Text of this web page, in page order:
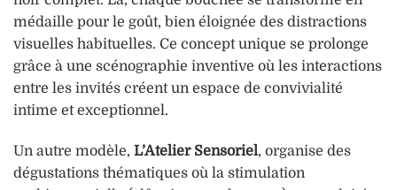
médaille pour le goût, bien éloignée des distractions
visuelles habituelles. Ce concept unique se prolonge
grâce à une scénographie inventive où les interactions
entre les invités créent un espace de convivialité
intime et exceptionnel.
Un autre modèle, L’Atelier Sensoriel, organise des
dégustations thématiques où la stimulation